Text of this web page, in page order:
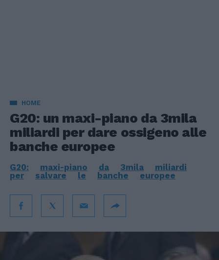
HOME
G20: un maxi-piano da 3mila
miliardi per dare ossigeno alle
banche europee
G20: maxi-piano da 3mila
miliardi
per
salvare le banche europee